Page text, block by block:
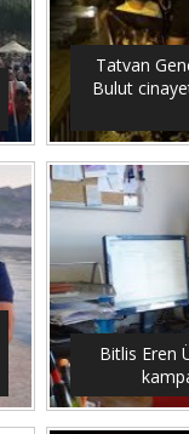
Tatvan
Bulut
Bitlis Eren